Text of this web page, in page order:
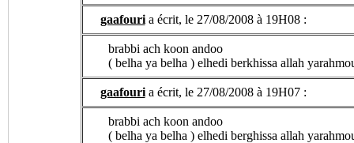
gaafouria écrit, le 27/08/2008 à 19H08 :
brabbi ach koon andoo
( belha ya belha ) elhedi berkhissa allah
gaafouria écrit, le 27/08/2008 à 19H07 :
brabbi ach koon andoo
( belha ya belha ) elhedi berghissa allah